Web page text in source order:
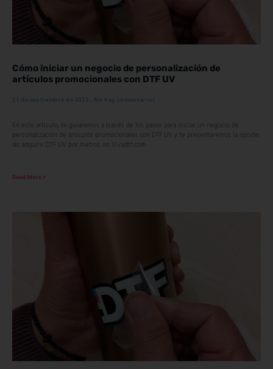
Cómo iniciar un negocio de personalización de
artículos promocionales con DTF UV
23 de septiembre de 2023 No hay comentarios
En este artículo, te guiaremos a través de los pasos para iniciar un negocio de
personalización de artículos promocionales con DTF UV y te presentaremos la opción
de adquirir DTF UV por metros en Vivadtf.com.
Read More >